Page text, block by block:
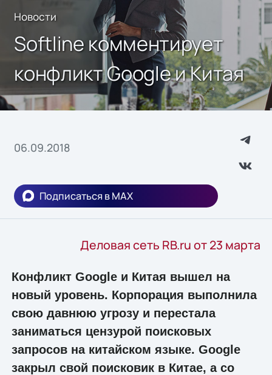
Новости
Softline комментирует
конфликт Google и Китая
06.09.2018
Подписаться в MAX
Деловая сеть RB.ru от 23 марта
Конфликт Google и Китая вышел на
новый уровень. Корпорация выполнила
свою давнюю угрозу и перестала
заниматься цензурой поисковых
запросов на китайском языке. Google
закрыл свой поисковик в Китае, а со